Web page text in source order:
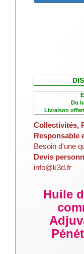
Du
Livraison
Collectivités,
Responsable
Besoin d'une
Devis
info@k3d.fr
Huile